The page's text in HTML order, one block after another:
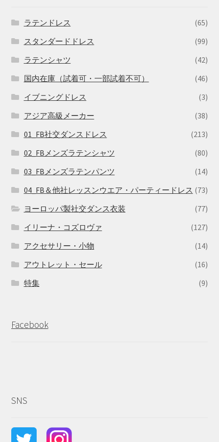
ラテンドレス
(65)
スタンダードドレス
(99)
ラテンシャツ
(42)
国内在庫（試着可・一部試着不可）
(46)
イブニングドレス
(3)
アジア高級メーカー
(38)
01_FB社交ダンスドレス
(213)
02_FBメンズラテンシャツ
(80)
03_FBメンズラテンパンツ
(14)
04_FB＆他社レッスンウエア・パーティードレス (73)
ヨーロッパ製社交ダンス衣装
(77)
イリーナ・コズロヴァ
(127)
アクセサリー・小物
(14)
アウトレット・セール
(16)
特集
(9)
Facebook
SNS